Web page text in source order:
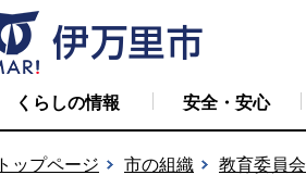
くらしの情報 安全・安心
トップページ 市の組織 教育委員会